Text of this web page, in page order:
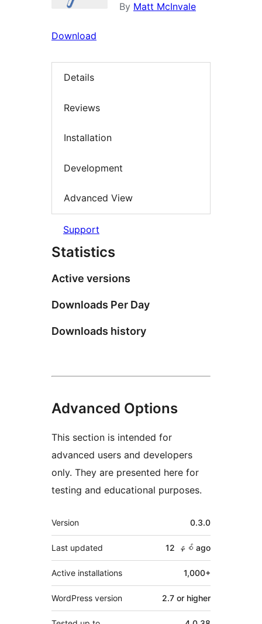
By Matt McInvale
Download
Details
Reviews
Installation
Development
Advanced View
Support
Statistics
Active versions
Downloads Per Day
Downloads history
Advanced Options
This section is intended for
advanced users and developers
only. They are presented here for
testing and educational purposes.
Meta
Version 0.3.0
Last updated 12 နှစ် ago
Active installations 1,000+
WordPress version 2.7 or higher